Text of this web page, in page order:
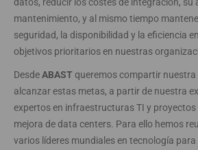
mantenimiento, y al mismo tiempo
seguridad, la disponibilidad y la eficiencia
objetivos prioritarios en nuestras
DesdeABAST queremos compartir nuestra
alcanzar estas metas, a partir de nuestra
expertos en infraestructuras TI y
mejora de data centers. Para ello hemos
varios líderes mundiales en tecnología